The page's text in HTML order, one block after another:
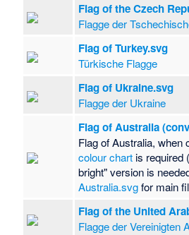
Flag of the Czech
Flagge der
Flag of Turkey.svg
Türkische Flagge
Flag of Ukraine.svg
Flagge der Ukraine
Flag of Australia
Flag of Australia,
colour chart is required
bright" version is
Australia.svgfor main
Flag of the United
Flagge der Vereinigten